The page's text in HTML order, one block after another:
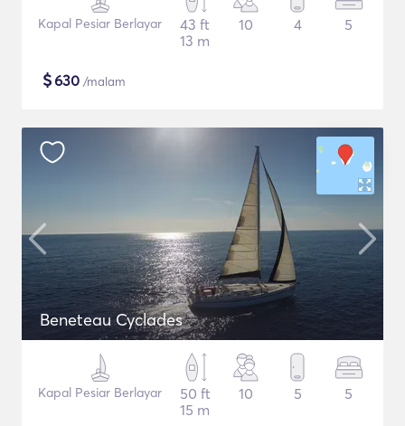
Kapal Pesiar Berlayar
43 ft
13 m
10 4 5
$630 /malam
Beneteau Cyclades
Kapal Pesiar Berlayar
50 ft
15 m
10 5 5